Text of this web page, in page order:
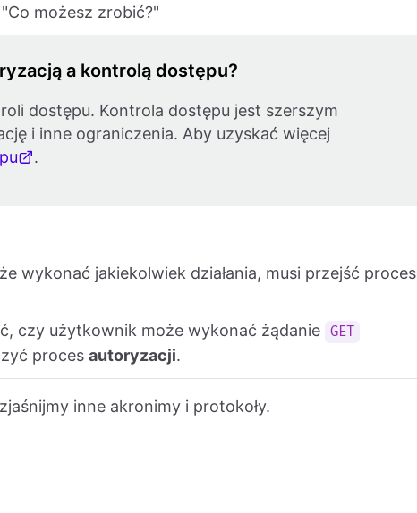
możesz zrobić?"
a kontrolą dostępu?
dostępu. Kontrola dostępu jest szerszym
i inne ograniczenia. Aby uzyskać więcej
.
wykonać jakiekolwiek działania, musi przejść proces
czy użytkownik może wykonać żądanie GET
proces autoryzacji.
inne akronimy i protokoły.